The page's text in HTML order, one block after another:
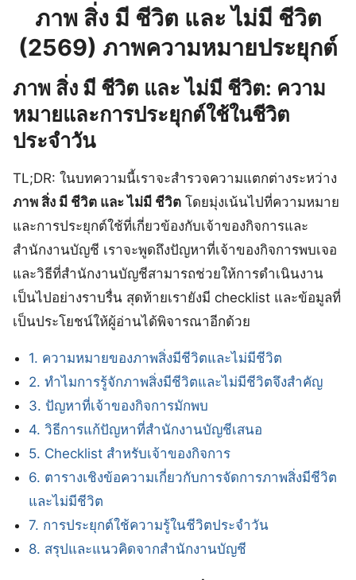
ภาพ สิ่ง มี ชีวิต และ ไม่มี ชีวิต
(2569) ภาพความหมายประยุกต์
ภาพ สิ่ง มี ชีวิต และ ไม่มี ชีวิต: ความ
หมายและการประยุกต์ใช้ในชีวิต
ประจำวัน
TL;DR: ในบทความนี้เราจะสำรวจความแตกต่างระหว่าง
ภาพ สิ่ง มี ชีวิต และ ไม่มี ชีวิต โดยมุ่งเน้นไปที่ความหมาย
และการประยุกต์ใช้ที่เกี่ยวข้องกับเจ้าของกิจการและ
สำนักงานบัญชี เราจะพูดถึงปัญหาที่เจ้าของกิจการพบเจอ
และวิธีที่สำนักงานบัญชีสามารถช่วยให้การดำเนินงาน
เป็นไปอย่างราบรื่น สุดท้ายเรายังมี checklist และข้อมูลที่
เป็นประโยชน์ให้ผู้อ่านได้พิจารณาอีกด้วย
1. ความหมายของภาพสิ่งมีชีวิตและไม่มีชีวิต
2. ทำไมการรู้จักภาพสิ่งมีชีวิตและไม่มีชีวิตจึงสำคัญ
3. ปัญหาที่เจ้าของกิจการมักพบ
4. วิธีการแก้ปัญหาที่สำนักงานบัญชีเสนอ
5. Checklist สำหรับเจ้าของกิจการ
6. ตารางเชิงข้อความเกี่ยวกับการจัดการภาพสิ่งมีชีวิต
และไม่มีชีวิต
7. การประยุกต์ใช้ความรู้ในชีวิตประจำวัน
8. สรุปและแนวคิดจากสำนักงานบัญชี